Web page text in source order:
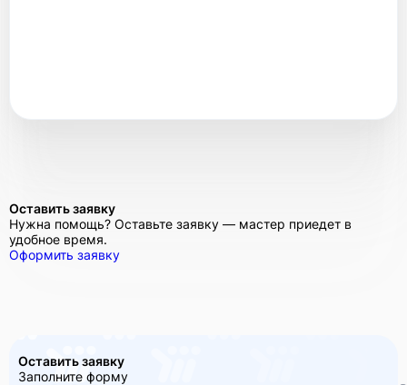
Оставить заявку
Нужна помощь? Оставьте заявку — мастер приедет в
удобное время.
Оформить заявку
Оставить заявку
Заполните форму